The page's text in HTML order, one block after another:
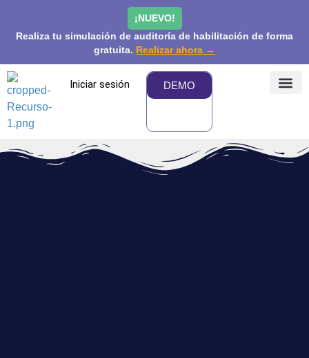
¡NUEVO!
Realiza tu simulación de auditoría de habilitación de forma
gratuita. Realizar ahora →
Iniciar sesión DEMO